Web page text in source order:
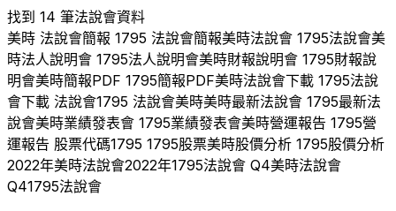
找到 14 筆法說會資料
美時 法說會簡報 1795 法說會簡報美時法說會 1795法說會美
時法人說明會 1795法人說明會美時財報說明會 1795財報說
明會美時簡報PDF 1795簡報PDF美時法說會下載 1795法說
會下載 法說會1795 法說會美時美時最新法說會 1795最新法
說會美時業績發表會 1795業績發表會美時營運報告 1795營
運報告 股票代碼1795 1795股票美時股價分析 1795股價分析
2022年美時法說會2022年1795法說會 Q4美時法說會
Q41795法說會